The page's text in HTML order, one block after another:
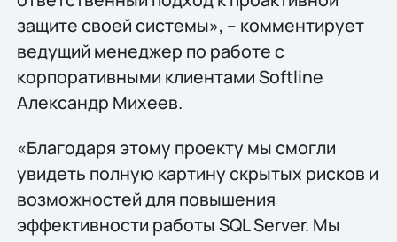
защите своей системы», – комментирует
ведущий менеджер по работе с
корпоративными клиентами Softline
Александр Михеев.
«Благодаря этому проекту мы смогли
увидеть полную картину скрытых рисков и
возможностей для повышения
эффективности работы SQL Server. Мы